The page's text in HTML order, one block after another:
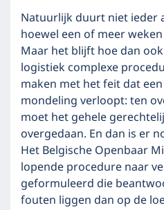
Natuurlijk duurt niet ieder
hoewel een of meer
Maar het blijft hoe dan
logistiek complexe
maken met het feit dat
mondeling verloopt: ten
moet het gehele
overgedaan. En dan is er
Het Belgische Openbaar
lopende procedure naar
geformuleerd die
fouten liggen dan op de